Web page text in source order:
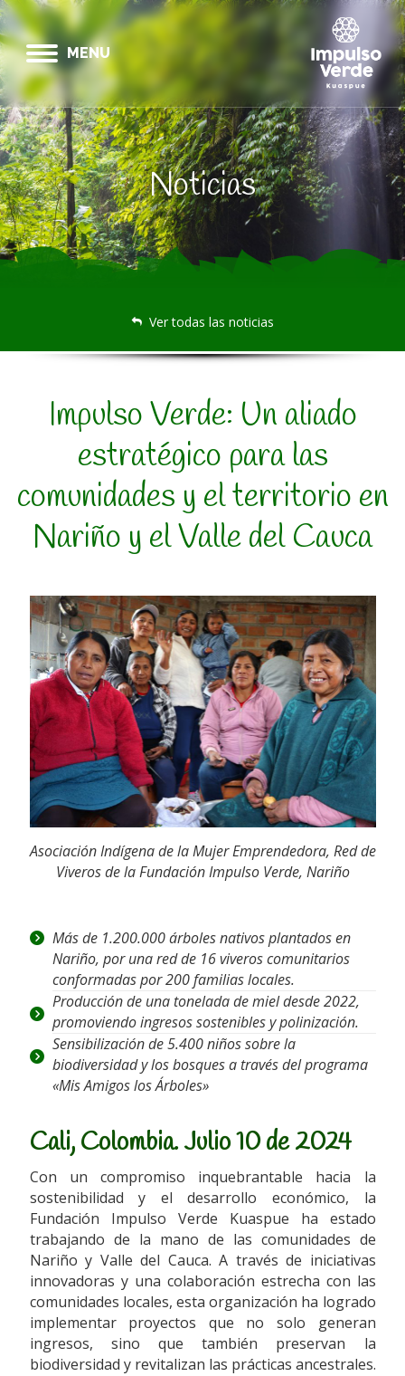
MENU
Noticias
Ver todas las noticias
Impulso Verde: Un aliado
estratégico para las
comunidades y el territorio en
Nariño y el Valle del Cauca
Asociación Indígena de la Mujer Emprendedora, Red de
Viveros de la Fundación Impulso Verde, Nariño
Más de 1.200.000 árboles nativos plantados en
Nariño, por una red de 16 viveros comunitarios
conformadas por 200 familias locales.
Producción de una tonelada de miel desde 2022,
promoviendo ingresos sostenibles y polinización.
Sensibilización de 5.400 niños sobre la
biodiversidad y los bosques a través del programa
«Mis Amigos los Árboles»
Cali, Colombia. Julio 10 de 2024
Con un compromiso inquebrantable hacia la
sostenibilidad y el desarrollo económico, la
Fundación Impulso Verde Kuaspue ha estado
trabajando de la mano de las comunidades de
Nariño y Valle del Cauca. A través de iniciativas
innovadoras y una colaboración estrecha con las
comunidades locales, esta organización ha logrado
implementar proyectos que no solo generan
ingresos, sino que también preservan la
biodiversidad y revitalizan las prácticas ancestrales.